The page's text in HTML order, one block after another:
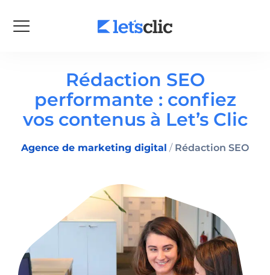
Rédaction SEO
performante : confiez
vos contenus à Let’s Clic
Agence de marketing digital / Rédaction SEO